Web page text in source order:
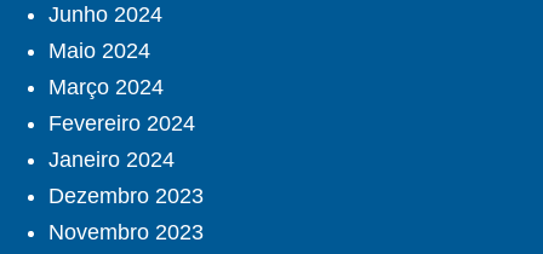
Junho 2024
Maio 2024
Março 2024
Fevereiro 2024
Janeiro 2024
Dezembro 2023
Novembro 2023